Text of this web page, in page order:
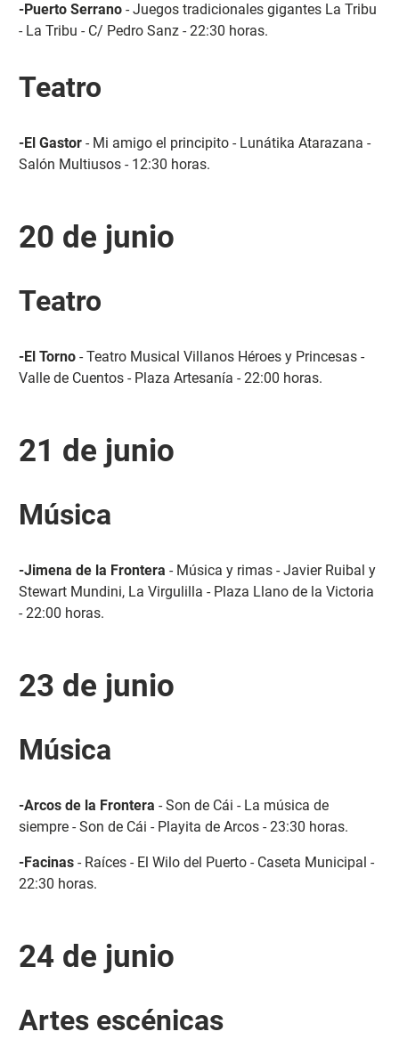
-Puerto Serrano- Juegos tradicionales gigantes La Tribu
- La Tribu - C/ Pedro Sanz - 22:30 horas.
Teatro
-El Gastor- Mi amigo el principito - Lunátika Atarazana -
Salón Multiusos - 12:30 horas.
20 de junio
Teatro
-El Torno- Teatro Musical Villanos Héroes y Princesas -
Valle de Cuentos - Plaza Artesanía - 22:00 horas.
21 de junio
Música
-Jimena de la Frontera - Música y rimas - Javier Ruibal y
Stewart Mundini, La Virgulilla - Plaza Llano de la Victoria
- 22:00 horas.
23 de junio
Música
-Arcos de la Frontera - Son de Cái - La música de
siempre - Son de Cái - Playita de Arcos - 23:30 horas.
-Facinas- Raíces - El Wilo del Puerto - Caseta Municipal -
22:30 horas.
24 de junio
Artes escénicas